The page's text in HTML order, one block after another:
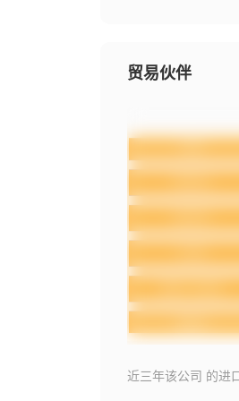
贸易伙伴
近三年该公司 的进